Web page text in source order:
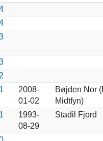
2008-
01-02
Bøjden Nor
Midtfyn)
1993-
08-29
Stadil Fjord